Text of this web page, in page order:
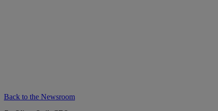
Back to the Newsroom